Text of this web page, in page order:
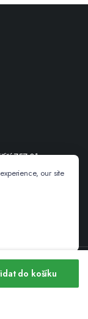
do košíku
757 01
our site
Account